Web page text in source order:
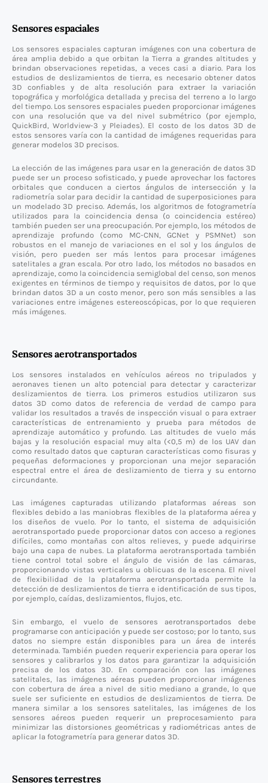
Sensores espaciales
Los sensores espaciales capturan imágenes con una cobertura de
área amplia debido a que orbitan la Tierra a grandes altitudes y
brindan observaciones repetidas, a veces casi a diario. Para los
estudios de deslizamientos de tierra, es necesario obtener datos
3D confiables y de alta resolución para extraer la variación
topográfica y morfológica detallada y precisa del terreno a lo largo
del tiempo. Los sensores espaciales pueden proporcionar imágenes
con una resolución que va del nivel submétrico (por ejemplo,
QuickBird, Worldview-3 y Pleiades). El costo de los datos 3D de
estos sensores varía con la cantidad de imágenes requeridas para
generar modelos 3D precisos.
La elección de las imágenes para usar en la generación de datos 3D
puede ser un proceso sofisticado, y puede aprovechar los factores
orbitales que conducen a ciertos ángulos de intersección y la
radiometría solar para decidir la cantidad de superposiciones para
un modelado 3D preciso. Además, los algoritmos de fotogrametría
utilizados para la coincidencia densa (o coincidencia estéreo)
también pueden ser una preocupación. Por ejemplo, los métodos de
aprendizaje profundo (como MC-CNN, GCNet y PSMNet) son
robustos en el manejo de variaciones en el sol y los ángulos de
visión, pero pueden ser más lentos para procesar imágenes
satelitales a gran escala. Por otro lado, los métodos no basados ​​en
aprendizaje, como la coincidencia semiglobal del censo, son menos
exigentes en términos de tiempo y requisitos de datos, por lo que
brindan datos 3D a un costo menor, pero son más sensibles a las
variaciones entre imágenes estereoscópicas, por lo que requieren
más imágenes.
Sensores aerotransportados
Los sensores instalados en vehículos aéreos no tripulados y
aeronaves tienen un alto potencial para detectar y caracterizar
deslizamientos de tierra. Los primeros estudios utilizaron sus
datos 3D como datos de referencia de verdad de campo para
validar los resultados a través de inspección visual o para extraer
características de entrenamiento y prueba para métodos de
aprendizaje automático y profundo. Las altitudes de vuelo más
bajas y la resolución espacial muy alta (<0,5 m) de los UAV dan
como resultado datos que capturan características como fisuras y
pequeñas deformaciones y proporcionan una mejor separación
espectral entre el área de deslizamiento de tierra y su entorno
circundante.
Las imágenes capturadas utilizando plataformas aéreas son
flexibles debido a las maniobras flexibles de la plataforma aérea y
los diseños de vuelo. Por lo tanto, el sistema de adquisición
aerotransportado puede proporcionar datos con acceso a regiones
difíciles, como montañas con altos relieves, y puede adquirirse
bajo una capa de nubes. La plataforma aerotransportada también
tiene control total sobre el ángulo de visión de las cámaras,
proporcionando vistas verticales u oblicuas de la escena. El nivel
de flexibilidad de la plataforma aerotransportada permite la
detección de deslizamientos de tierra e identificación de sus tipos,
por ejemplo, caídas, deslizamientos, flujos, etc.
Sin embargo, el vuelo de sensores aerotransportados debe
programarse con anticipación y puede ser costoso; por lo tanto, sus
datos no siempre están disponibles para un área de interés
determinada. También pueden requerir experiencia para operar los
sensores y calibrarlos y los datos para garantizar la adquisición
precisa de los datos 3D. En comparación con las imágenes
satelitales, las imágenes aéreas pueden proporcionar imágenes
con cobertura de área a nivel de sitio mediano a grande, lo que
suele ser suficiente en estudios de deslizamientos de tierra. De
manera similar a los sensores satelitales, las imágenes de los
sensores aéreos pueden requerir un preprocesamiento para
minimizar las distorsiones geométricas y radiométricas antes de
aplicar la fotogrametría para generar datos 3D.
Sensores terrestres